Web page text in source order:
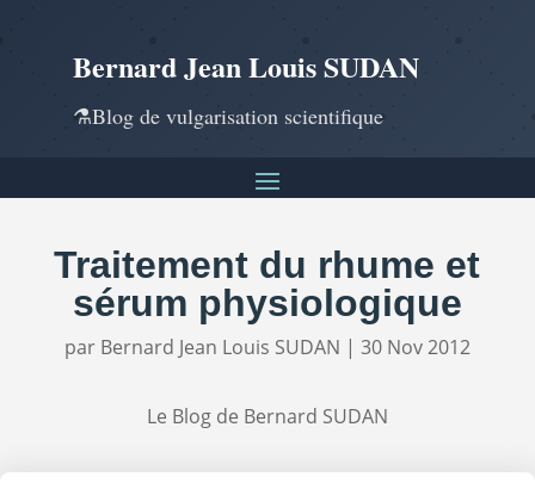
Bernard Jean Louis SUDAN
⚗️Blog de vulgarisation scientifique
Traitement du rhume et
sérum physiologique
par Bernard Jean Louis SUDAN | 30 Nov 2012
Le Blog de Bernard SUDAN